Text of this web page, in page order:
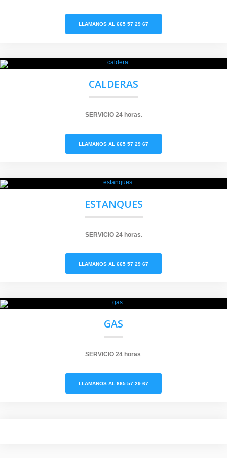
LLAMANOS AL 665 57 29 67
CALDERAS
SERVICIO 24 horas
LLAMANOS AL 665 57 29 67
ESTANQUES
SERVICIO 24 horas
LLAMANOS AL 665 57 29 67
GAS
SERVICIO 24 horas
LLAMANOS AL 665 57 29 67